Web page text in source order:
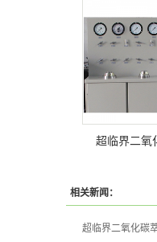
超临界二氧
相关新闻：
超临界二氧化碳